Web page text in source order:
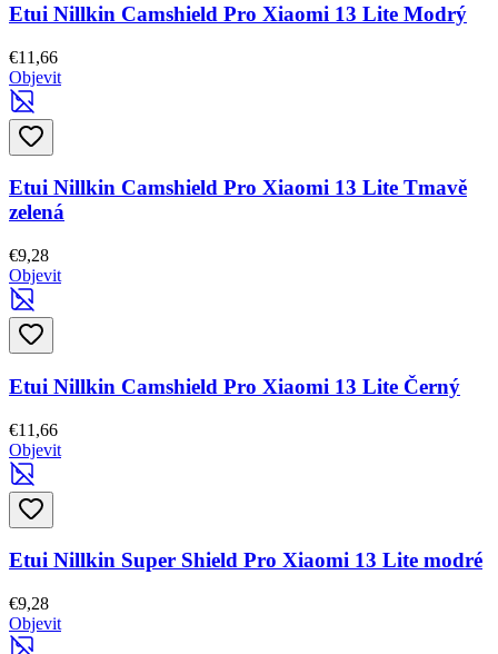
Etui Nillkin Camshield Pro Xiaomi 13 Lite Modrý
€11,66
Objevit
Etui Nillkin Camshield Pro Xiaomi 13 Lite Tmavě
zelená
€9,28
Objevit
Etui Nillkin Camshield Pro Xiaomi 13 Lite Černý
€11,66
Objevit
Etui Nillkin Super Shield Pro Xiaomi 13 Lite modré
€9,28
Objevit